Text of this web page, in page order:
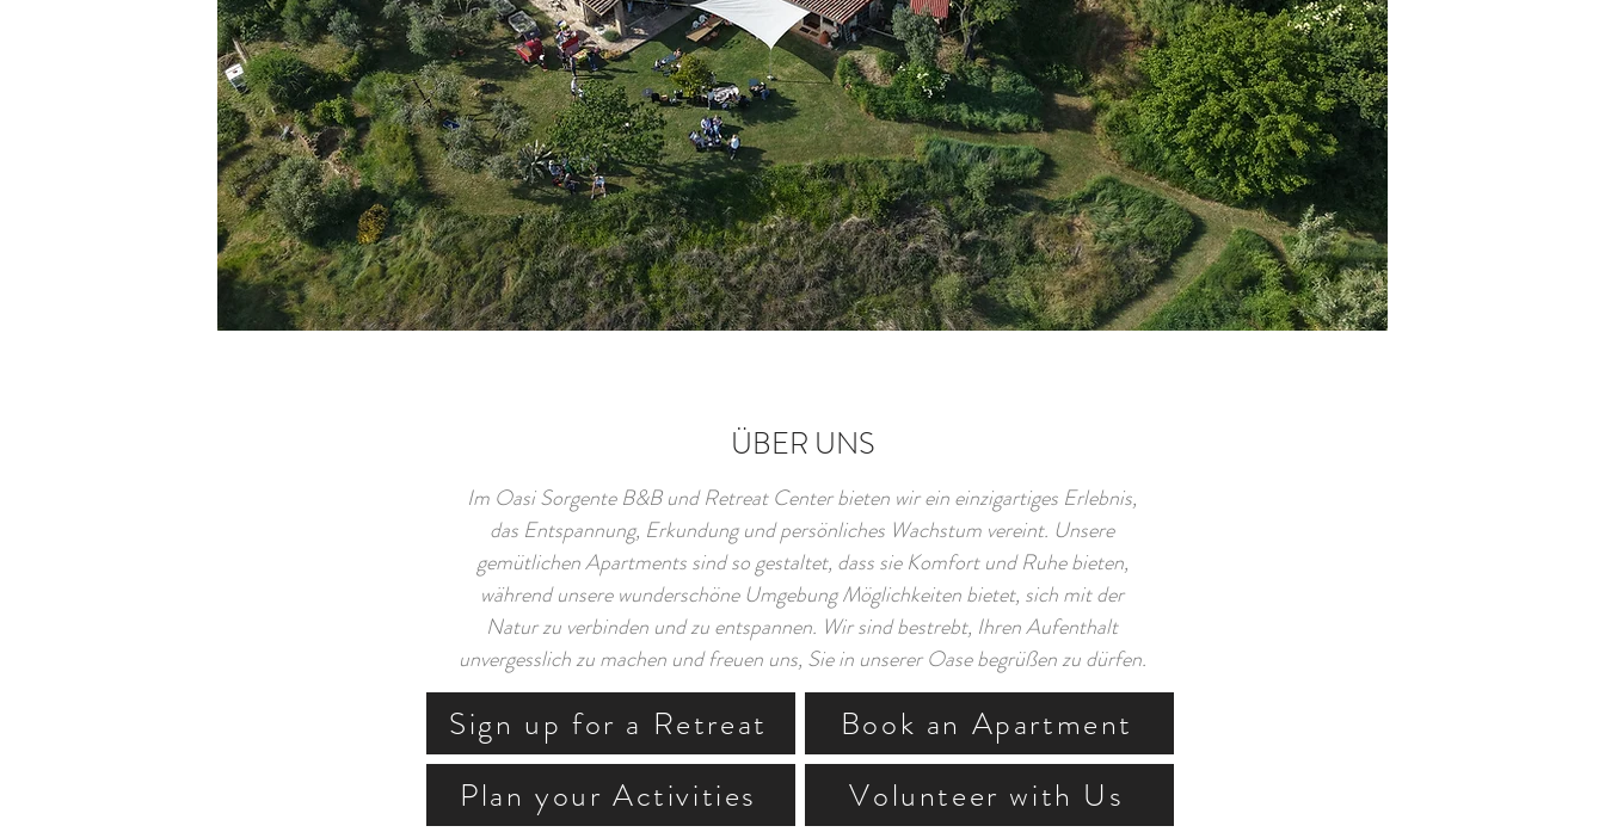
ÜBER UNS
Im Oasi Sorgente B&B und Retreat Center bieten wir ein einzigartiges Erlebnis,
das Entspannung, Erkundung und persönliches Wachstum vereint. Unsere
gemütlichen Apartments sind so gestaltet, dass sie Komfort und Ruhe bieten,
während unsere wunderschöne Umgebung Möglichkeiten bietet, sich mit der
Natur zu verbinden und zu entspannen. Wir sind bestrebt, Ihren Aufenthalt
unvergesslich zu machen und freuen uns, Sie in unserer Oase begrüßen zu dürfen.
Sign up for a Retreat
Book an Apartment
Plan your Activities
Volunteer with Us